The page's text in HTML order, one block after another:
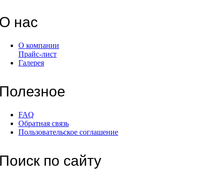
нас
О компании
Прайс-лист
Галерея
FAQ
Обратная связь
Пользовательское соглашение
по сайту